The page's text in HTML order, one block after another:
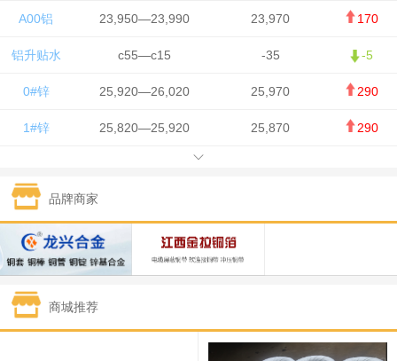
A00铝 23,950—23,990 23,970 170
铝升贴水 c55—c15 -35 -5
0#锌 25,920—26,020 25,970 290
1#锌 25,820—25,920 25,870 290
1#锡 434,000—436,000
1#镍 129,550—130,750
1#白银 15,100—15,110 15,105 -70
钯金
331,000 -10,000
品牌商家
商城推荐